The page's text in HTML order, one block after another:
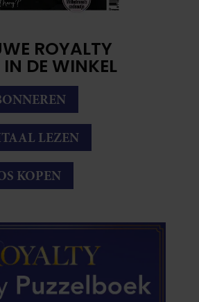
ROYALTY
DE WINKEL
LEZEN
KOPEN